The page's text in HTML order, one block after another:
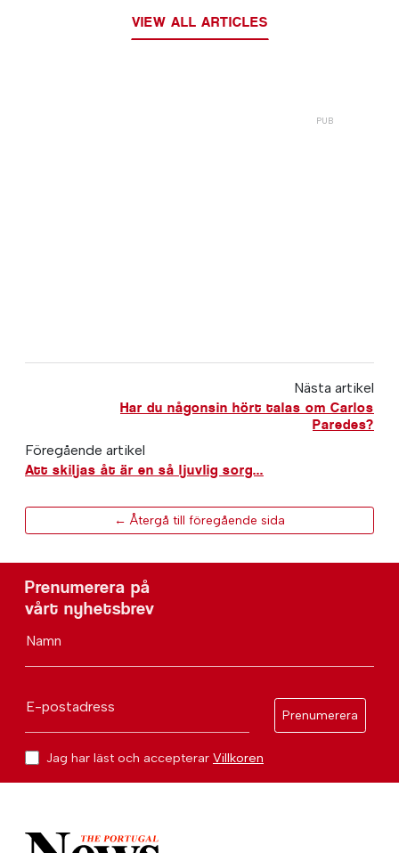
VIEW ALL ARTICLES
Nästa artikel
Har du någonsin hört talas om Carlos
Paredes?
Föregående artikel
Att skiljas åt är en så ljuvlig sorg...
← Återgå till föregående sida
Prenumerera på
vårt nyhetsbrev
Namn
E-postadress
Prenumerera
Jag har läst och accepterar Villkoren